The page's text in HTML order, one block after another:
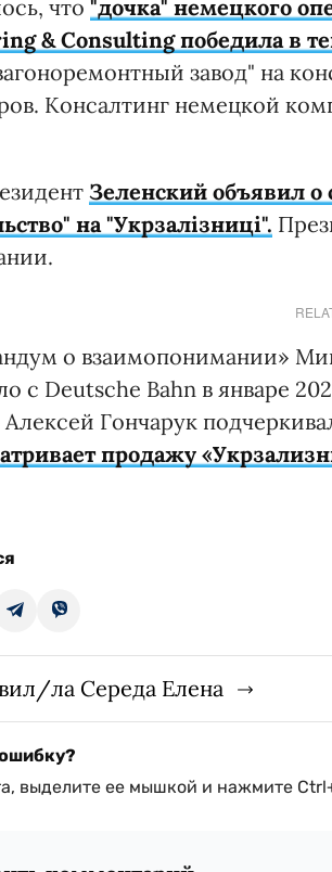
что "дочка" немецкого
& Consulting победила в
завод" на
Консалтинг немецкой
Зеленский объявил о
на "Укрзалізниці".
о взаимопонимании»
с Deutsche Bahn в январе
Гончарук
продажу
ла Середа Елена
выделите ее мышкой и нажмите